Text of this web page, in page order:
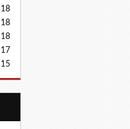
18
18
18
17
15